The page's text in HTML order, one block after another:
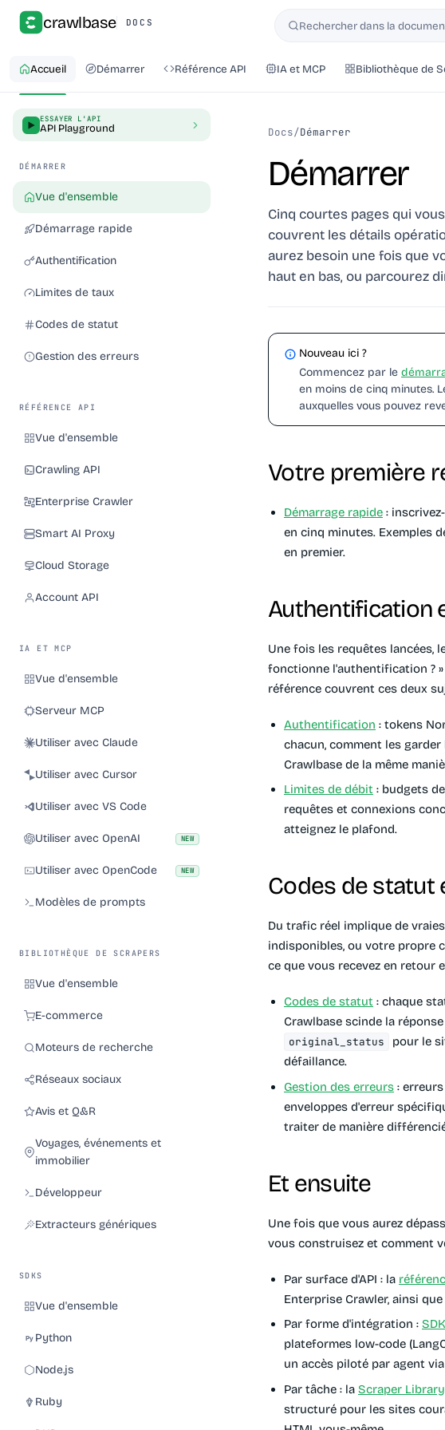
crawlbase DOCS
Rechercher
Rechercher dans la
Accueil Démarrer Référence API IA et MCP Bibliothèque de
ESSAYER L'API
API Playground
DÉMARRER
Vue d'ensemble
Démarrage rapide
Authentification
Limites de taux
Codes de statut
Gestion des erreurs
RÉFÉRENCE API
Vue d'ensemble
Crawling API
Enterprise Crawler
Smart AI Proxy
Cloud Storage
Account API
IA ET MCP
Vue d'ensemble
Serveur MCP
Utiliser avec Claude
Utiliser avec Cursor
Utiliser avec VS Code
Utiliser avec OpenAI NEW
Utiliser avec OpenCode NEW
Modèles de prompts
BIBLIOTHÈQUE DE SCRAPERS
Vue d'ensemble
E-commerce
Moteurs de recherche
Réseaux sociaux
Avis et Q&R
Voyages, événements et
immobilier
Développeur
Extracteurs génériques
SDKS
Vue d'ensemble
Python
Node.js
Ruby
Docs/Démarrer
Démarrer
Cinq courtes pages qui
couvrent les détails
aurez besoin une fois que
haut en bas, ou parcourez
Nouveau ici ?
Commencez par le
en moins de cinq minutes.
auxquelles vous pouvez
Votre première
Démarrage rapide :
en cinq minutes. Exemples
en premier.
Authentification
Une fois les requêtes lancées,
fonctionne l'authentification ? »
référence couvrent ces deux
Authentification : tokens
chacun, comment les
Crawlbase de la même
Limites de débit : budgets
requêtes et connexions
atteignez le plafond.
Codes de statut
Du trafic réel implique de
indisponibles, ou votre propre
ce que vous recevez en retour
Codes de statut : chaque
Crawlbase scinde la
original_status
pour le
défaillance.
Gestion des erreurs :
enveloppes d'erreur
traiter de manière
Et ensuite
Une fois que vous aurez
vous construisez et comment
Par surface d'API : la
Enterprise Crawler, ainsi
Par forme d'intégration :
plateformes low-code
un accès piloté par agent
Par tâche : la Scraper Library
structuré pour les sites